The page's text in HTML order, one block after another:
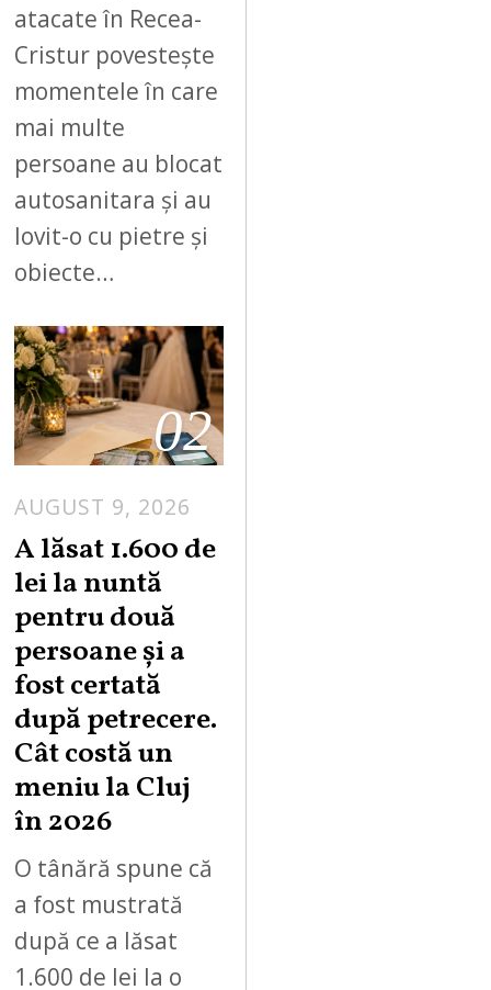
atacate în Recea-
Cristur povestește
momentele în care
mai multe
persoane au blocat
autosanitara și au
lovit-o cu pietre și
obiecte…
02
AUGUST 9, 2026
A lăsat 1.600 de
lei la nuntă
pentru două
persoane și a
fost certată
după petrecere.
Cât costă un
meniu la Cluj
în 2026
O tânără spune că
a fost mustrată
după ce a lăsat
1.600 de lei la o